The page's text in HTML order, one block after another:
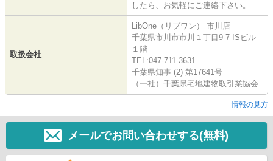
したら、お気軽にご連絡下さい。
取扱会社
LibOne（リブワン） 市川店
千葉県市川市市川１丁目9-7 ISビル
１階
TEL:047-711-3631
千葉県知事 (2) 第17641号
（一社）千葉県宅地建物取引業協会
情報の見方
メールでお問い合わせする(無料)